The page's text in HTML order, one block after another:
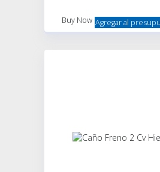
Buy Now Agregar al